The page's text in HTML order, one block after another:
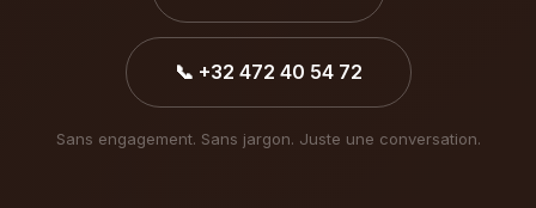
📞 +32 472 40 54 72
Sans engagement. Sans jargon. Juste une conversation.